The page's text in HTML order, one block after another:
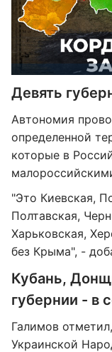
Девять
Автономия
определенной
которые в
"Это Киевская,
Полтавская,
Харьковская,
без Крыма", -
Кубань,
губернии - в
Галимов
Украинской